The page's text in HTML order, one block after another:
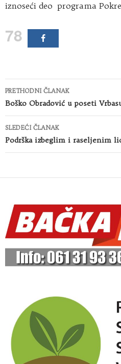
iznoseći deo programa
78
Kretanje
članaka
PRETHODNI ČLANAK
Boško Obradović u poseti
SLEDEĆI ČLANAK
Podrška izbeglim i raseljenim